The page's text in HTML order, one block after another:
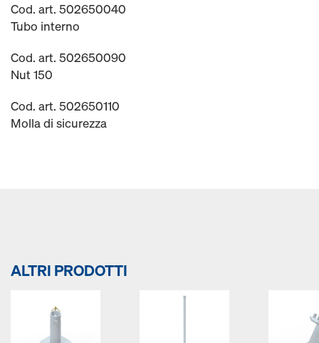
Cod. art. 502650040
Tubo interno
Cod. art. 502650090
Nut 150
Cod. art. 502650110
Molla di sicurezza
ALTRI PRODOTTI